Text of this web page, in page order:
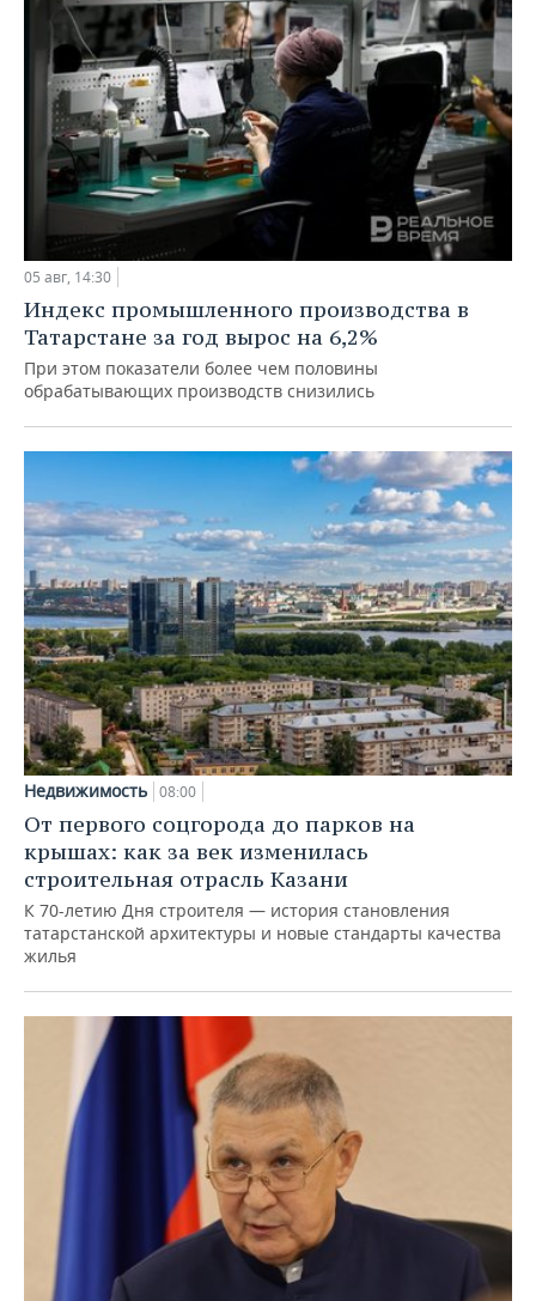
05 авг, 14:30
Индекс промышленного производства в
Татарстане за год вырос на 6,2%
При этом показатели более чем половины
обрабатывающих производств снизились
Недвижимость 08:00
От первого соцгорода до парков на
крышах: как за век изменилась
строительная отрасль Казани
К 70-летию Дня строителя — история становления
татарстанской архитектуры и новые стандарты качества
жилья